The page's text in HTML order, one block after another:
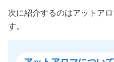
次に紹介するのはアットア
す。